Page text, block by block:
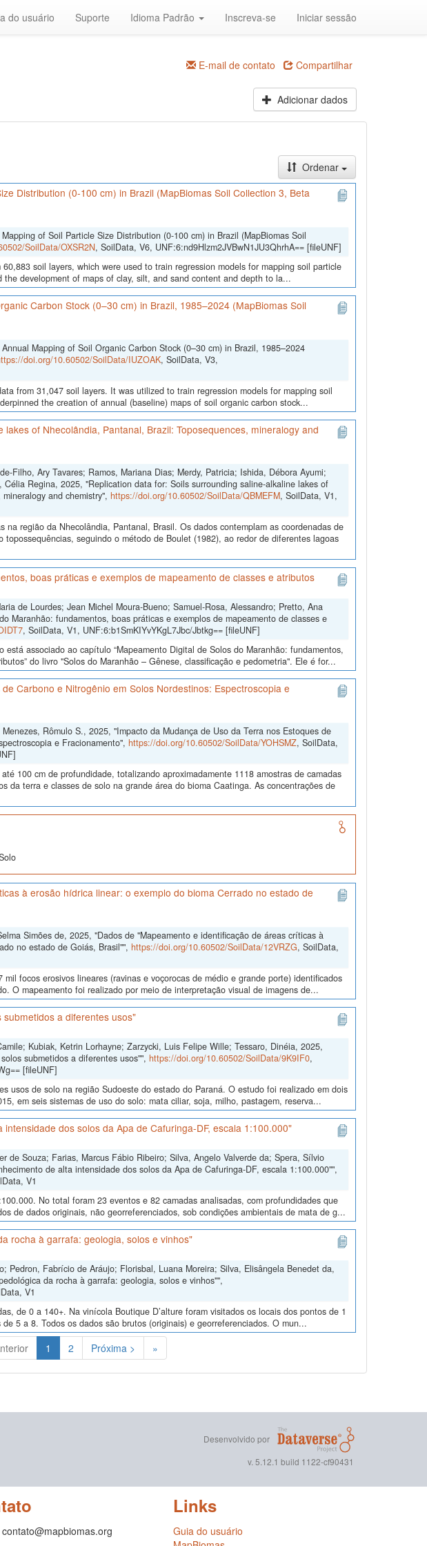
do usuário Suporte Idioma Padrão Inscreva-se Iniciar sessão
E-mail de contato Compartilhar
Adicionar dados
Ordenar
Distribution (0-100 cm) in Brazil (MapBiomas Soil Collection 3, Beta
of Soil Particle Size Distribution (0-100 cm) in Brazil (MapBiomas Soil
SoilData/OXSR2N, SoilData, V6, UNF:6:nd9Hlzm2JVBwN1JU3QhrhA== [fileUNF]
soil layers, which were used to train regression models for mapping soil particle
development of maps of clay, silt, and sand content and depth to la...
Carbon Stock (0–30 cm) in Brazil, 1985–2024 (MapBiomas Soil
Mapping of Soil Organic Carbon Stock (0–30 cm) in Brazil, 1985–2024
doi.org/10.60502/SoilData/IUZOAK, SoilData, V3,
from 31,047 soil layers. It was utilized to train regression models for mapping soil
the creation of annual (baseline) maps of soil organic carbon stock...
of Nhecolândia, Pantanal, Brazil: Toposequences, mineralogy and
Filho, Ary Tavares; Ramos, Mariana Dias; Merdy, Patricia; Ishida, Débora Ayumi;
Regina, 2025, "Replication data for: Soils surrounding saline-alkaline lakes of
and chemistry", https://doi.org/10.60502/SoilData/QBMEFM, SoilData, V1,
na região da Nhecolândia, Pantanal, Brasil. Os dados contemplam as coordenadas de
seguindo o método de Boulet (1982), ao redor de diferentes lagoas
boas práticas e exemplos de mapeamento de classes e atributos
de Lourdes; Jean Michel Moura-Bueno; Samuel-Rosa, Alessandro; Pretto, Ana
Maranhão: fundamentos, boas práticas e exemplos de mapeamento de classes e
, SoilData, V1, UNF:6:b1SmKIYvYKgL7Jbc/Jbtkg== [fileUNF]
associado ao capítulo “Mapeamento Digital de Solos do Maranhão: fundamentos,
do livro "Solos do Maranhão – Gênese, classificação e pedometria". Ele é for...
Carbono e Nitrogênio em Solos Nordestinos: Espectroscopia e
Rômulo S., 2025, "Impacto da Mudança de Uso da Terra nos Estoques de
e Fracionamento", https://doi.org/10.60502/SoilData/YOHSMZ, SoilData,
100 cm de profundidade, totalizando aproximadamente 1118 amostras de camadas
da terra e classes de solo na grande área do bioma Caatinga. As concentrações de
à erosão hídrica linear: o exemplo do bioma Cerrado no estado de
Simões de, 2025, "Dados de "Mapeamento e identificação de áreas críticas à
no estado de Goiás, Brasil"", https://doi.org/10.60502/SoilData/12VRZG, SoilData,
focos erosivos lineares (ravinas e voçorocas de médio e grande porte) identificados
O mapeamento foi realizado por meio de interpretação visual de imagens de...
a diferentes usos"
Kubiak, Ketrin Lorhayne; Zarzycki, Luis Felipe Wille; Tessaro, Dinéia, 2025,
submetidos a diferentes usos"", https://doi.org/10.60502/SoilData/9K9IF0,
[fileUNF]
usos de solo na região Sudoeste do estado do Paraná. O estudo foi realizado em dois
em seis sistemas de uso do solo: mata ciliar, soja, milho, pastagem, reserva...
dos solos da Apa de Cafuringa-DF, escala 1:100.000"
de Souza; Farias, Marcus Fábio Ribeiro; Silva, Angelo Valverde da; Spera, Sílvio
de alta intensidade dos solos da Apa de Cafuringa-DF, escala 1:100.000"",
V1
No total foram 23 eventos e 82 camadas analisadas, com profundidades que
de dados originais, não georreferenciados, sob condições ambientais de mata de g...
rocha à garrafa: geologia, solos e vinhos"
Pedron, Fabrício de Aráujo; Florisbal, Luana Moreira; Silva, Elisângela Benedet da,
da rocha à garrafa: geologia, solos e vinhos"",
V1
de 0 a 140+. Na vinícola Boutique D’alture foram visitados os locais dos pontos de 1
5 a 8. Todos os dados são brutos (originais) e georreferenciados. O mun...
1 (Atual)
2 Próxima > »
Desenvolvido por
v. 5.12.1 build 1122-cf90431
Links
Guia do usuário